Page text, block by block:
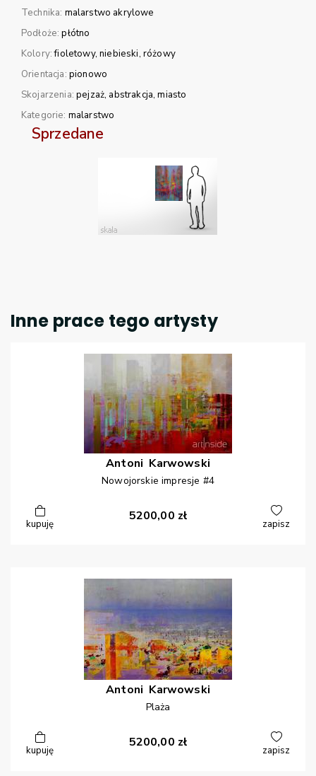
Technika: malarstwo akrylowe
Podłoże:płótno
Kolory:fioletowy niebieski różowy
Orientacja: pionowo
Skojarzenia:pejzaż abstrakcja miasto
Kategorie: malarstwo
Sprzedane
Inne prace tego artysty
Antoni Karwowski
Nowojorskie impresje #4
kupuję
5200,00 zł
zapisz
Antoni Karwowski
Plaża
kupuję
5200,00 zł
zapisz